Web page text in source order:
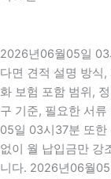
2026년06월05일
다면 견적 설명 방식
화 보험 포함 범위,
구 기준, 필요한 서
05일 03시37분 또한
없이 월 납입금만 강
니다. 2026년06월